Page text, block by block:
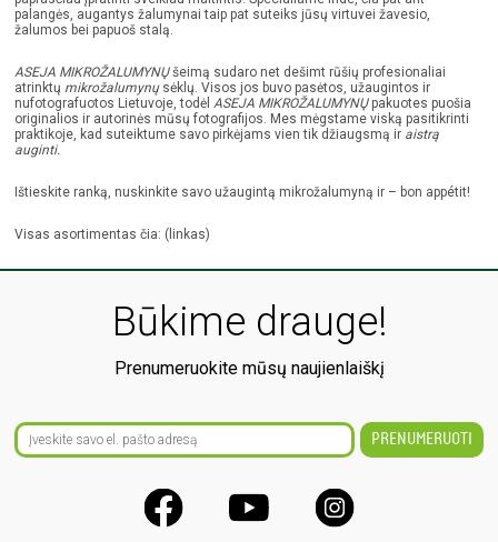
palangės, augantys žalumynai taip pat suteiks jūsų virtuvei žavesio,
žalumos bei papuoš stalą.
ASEJA MIKROŽALUMYNŲšeimą sudaro net dešimt rūšių profesionaliai
atrinktų mikrožalumynųsėklų. Visos jos buvo pasėtos, užaugintos ir
nufotografuotos Lietuvoje, todėl ASEJA MIKROŽALUMYNŲpakuotes puošia
originalios ir autorinės mūsų fotografijos. Mes mėgstame viską pasitikrinti
praktikoje, kad suteiktume savo pirkėjams vien tik džiaugsmą ir aistrą
auginti.
Ištieskite ranką, nuskinkite savo užaugintą mikrožalumyną ir – bon appétit!
Visas asortimentas čia: (linkas)
Būkime drauge!
Prenumeruokite mūsų naujienlaiškį